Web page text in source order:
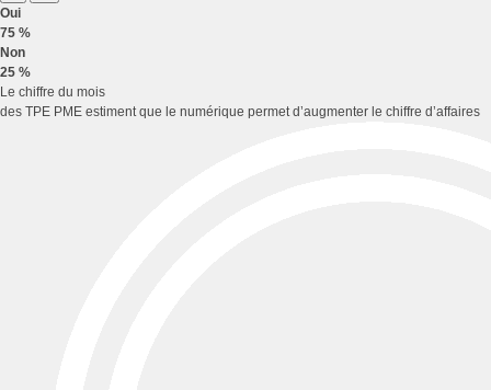
Oui
75 %
Non
25 %
Le chiffre du mois
des TPE PME estiment que le numérique permet d’augmenter le chiffre d’affaires